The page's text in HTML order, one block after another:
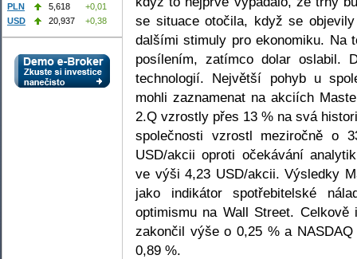
se situace otočila, když se
dalšími stimuly pro ekonomiku. Na
posílením, zatímco dolar oslabil.
technologií. Největší pohyb u
mohli zaznamenat na akciích
2.Q vzrostly přes 13 % na svá
společnosti vzrostl meziročně o
USD/akcii oproti očekávání
ve výši 4,23 USD/akcii. Výsledky
jako indikátor spotřebitelské
optimismu na Wall Street.
zakončil výše o 0,25 % a
0,89 %.
PLN
5,618
+0,01
USD
20,937 +0,38